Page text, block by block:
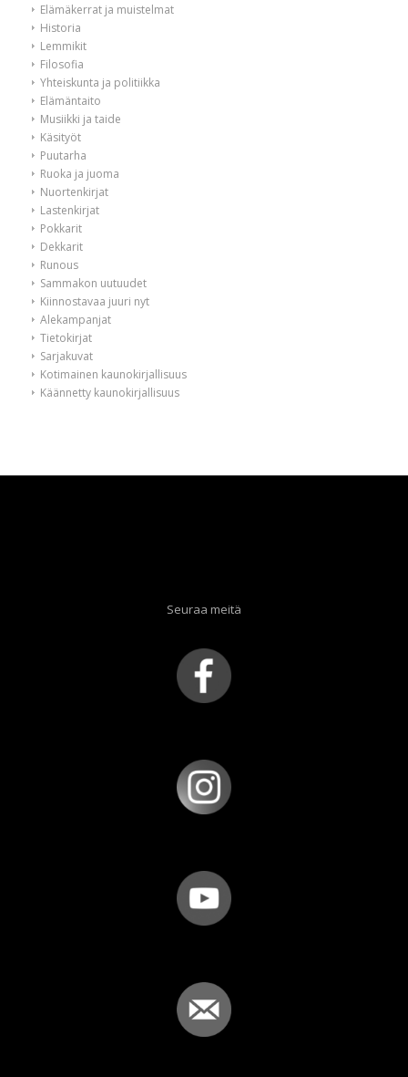
Elämäkerrat ja muistelmat
Historia
Lemmikit
Filosofia
Yhteiskunta ja politiikka
Elämäntaito
Musiikki ja taide
Käsityöt
Puutarha
Ruoka ja juoma
Nuortenkirjat
Lastenkirjat
Pokkarit
Dekkarit
Runous
Sammakon uutuudet
Kiinnostavaa juuri nyt
Alekampanjat
Tietokirjat
Sarjakuvat
Kotimainen kaunokirjallisuus
Käännetty kaunokirjallisuus
Seuraa meitä